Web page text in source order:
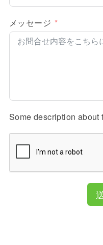
メッセージ
Some description about